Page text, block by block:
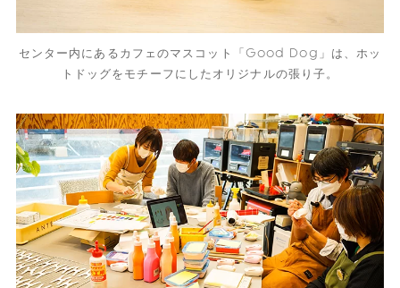
センター内にあるカフェのマスコット「Good Dog」は、ホッ
トドッグをモチーフにしたオリジナルの張り子。